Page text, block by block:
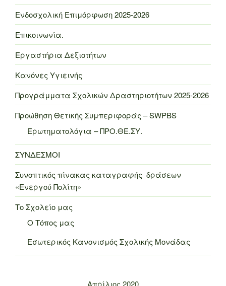
Ενδοσχολική Επιμόρφωση 2025-2026
Επικοινωνία.
Εργαστήρια Δεξιοτήτων
Κανόνες Υγιεινής
Προγράμματα Σχολικών Δραστηριοτήτων 2025-2026
Προώθηση Θετικής Συμπεριφοράς – SWPBS
Ερωτηματολόγια – ΠΡΟ.ΘΕ.ΣΥ.
ΣΥΝΔΕΣΜΟΙ
Συνοπτικός πίνακας καταγραφής δράσεων
«Ενεργού Πολίτη»
Το Σχολείο μας
Ο Τόπος μας
Εσωτερικός Κανονισμός Σχολικής Μονάδας
Απρίλιος 2020